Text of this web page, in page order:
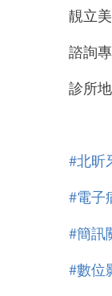
靚立
諮詢
診所
#北昕
#電子
#簡訊
#數位